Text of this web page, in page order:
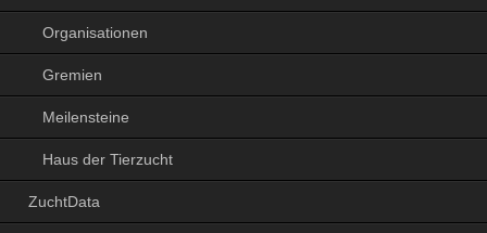
Organisationen
Gremien
Meilensteine
Haus der Tierzucht
ZuchtData